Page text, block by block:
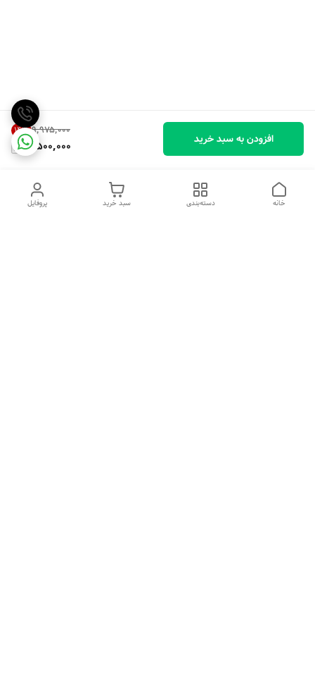
۹٬۹۷۵٬۰۰۰ 14%
8,500,000 افزودن به سبد خرید
پروفایل سبد خرید دسته‌بندی خانه